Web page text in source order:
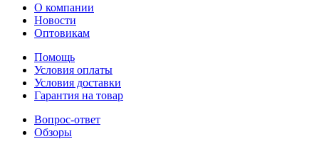
О компании
Новости
Оптовикам
Помощь
Условия оплаты
Условия доставки
Гарантия на товар
Вопрос-ответ
Обзоры